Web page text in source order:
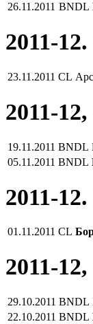
26.11.2011 BNDL
2011-
23.11.2011 CL
2011-
19.11.2011 BNDL
05.11.2011 BNDL
2011-
01.11.2011 CL
2011-
29.10.2011 BNDL
22.10.2011 BNDL